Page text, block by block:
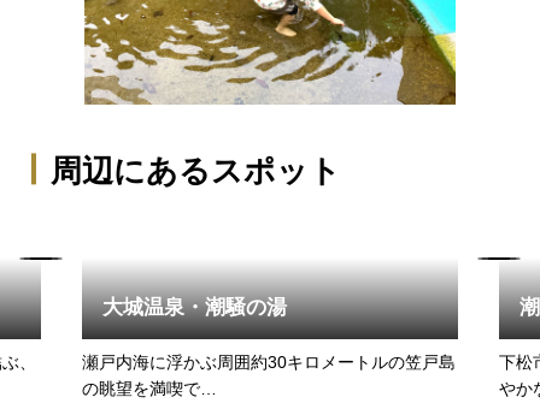
周辺にあるスポット
、
大城温泉・潮騒の湯
瀬戸内海に浮かぶ周囲約30キロメートルの笠戸島
の眺望を満喫で…
下松
やか